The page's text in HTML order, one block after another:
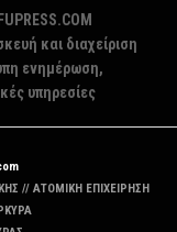
και διαχείριση
ενημέρωση,
υπηρεσίες
// ΑΤΟΜΙΚΗ ΕΠΙΧΕΙΡΗΣΗ